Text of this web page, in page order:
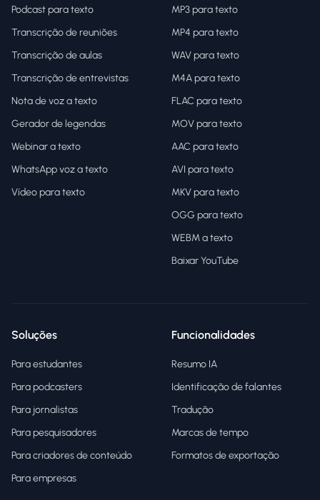
Podcast para texto
Transcrição de reuniões
Transcrição de aulas
Transcrição de entrevistas
Nota de voz a texto
Gerador de legendas
Webinar a texto
WhatsApp voz a texto
Vídeo para texto
MP3 para texto
MP4 para texto
WAV para texto
M4A para texto
FLAC para texto
MOV para texto
AAC para texto
AVI para texto
MKV para texto
OGG para texto
WEBM a texto
Baixar YouTube
Soluções
Para estudantes
Para podcasters
Para jornalistas
Para pesquisadores
Para criadores de conteúdo
Para empresas
Funcionalidades
Resumo IA
Identificação de falantes
Tradução
Marcas de tempo
Formatos de exportação